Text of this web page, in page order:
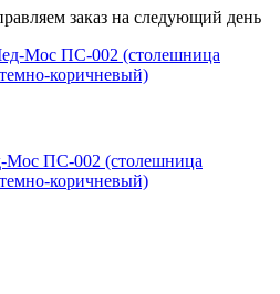
заказ на следующий день
Мос ПС-002 (столешница
коричневый)